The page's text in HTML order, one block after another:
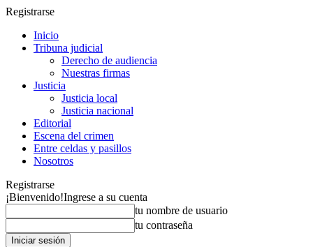
Registrarse
Inicio
Tribuna judicial
Derecho de audiencia
Nuestras firmas
Justicia
Justicia local
Justicia nacional
Editorial
Escena del crimen
Entre celdas y pasillos
Nosotros
Registrarse
¡Bienvenido!Ingrese a su cuenta
tu nombre de usuario
tu contraseña